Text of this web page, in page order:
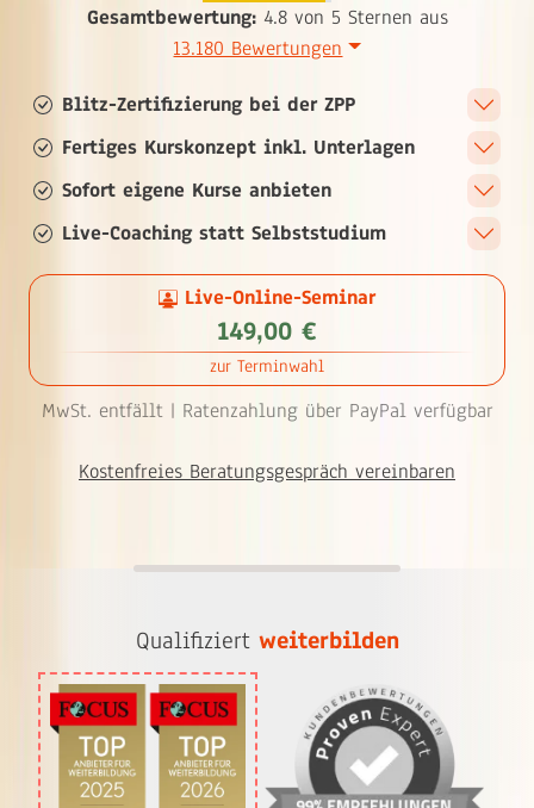
Gesamtbewertung: 4.8 von 5 Sternen aus
13.180 Bewertungen
Blitz-Zertifizierung bei der ZPP
Fertiges Kurskonzept inkl. Unterlagen
Sofort eigene Kurse anbieten
Live-Coaching statt Selbststudium
Live-Online-Seminar
149,00 €
zur Terminwahl
MwSt. entfällt | Ratenzahlung über PayPal verfügbar
Kostenfreies Beratungsgespräch vereinbaren
Qualifiziert weiterbilden